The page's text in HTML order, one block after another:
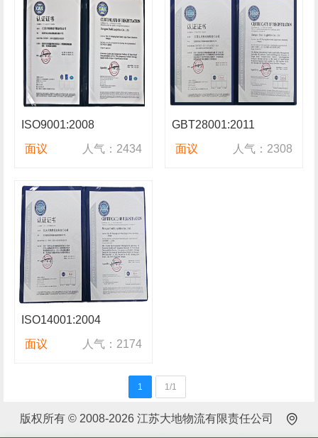
ISO9001:2008
人气：2434
面议
GBT28001:2011
人气：2308
面议
ISO14001:2004
人气：2174
面议
1 1/1
版权所有 © 2008-2026 江苏大地物流有限责任公司